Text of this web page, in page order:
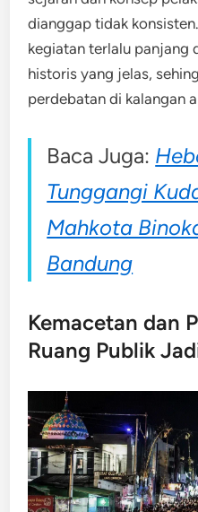
dianggap tidak
kegiatan terlalu panjang
historis yang jelas,
perdebatan di kalangan
Baca Juga:
Tunggangi
Mahkota
Bandung
Kemacetan dan
Ruang Publik